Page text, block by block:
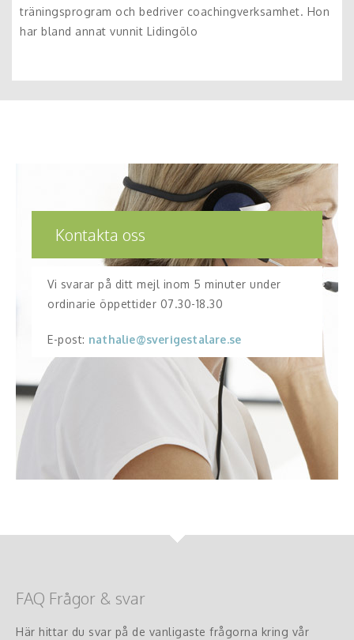
träningsprogram och bedriver coachingverksamhet. Hon
har bland annat vunnit Lidingölo
Kontakta oss
Vi svarar på ditt mejl inom 5 minuter under
ordinarie öppettider 07.30-18.30
E-post: nathalie@sverigestalare.se
FAQ Frågor & svar
Här hittar du svar på de vanligaste frågorna kring vår